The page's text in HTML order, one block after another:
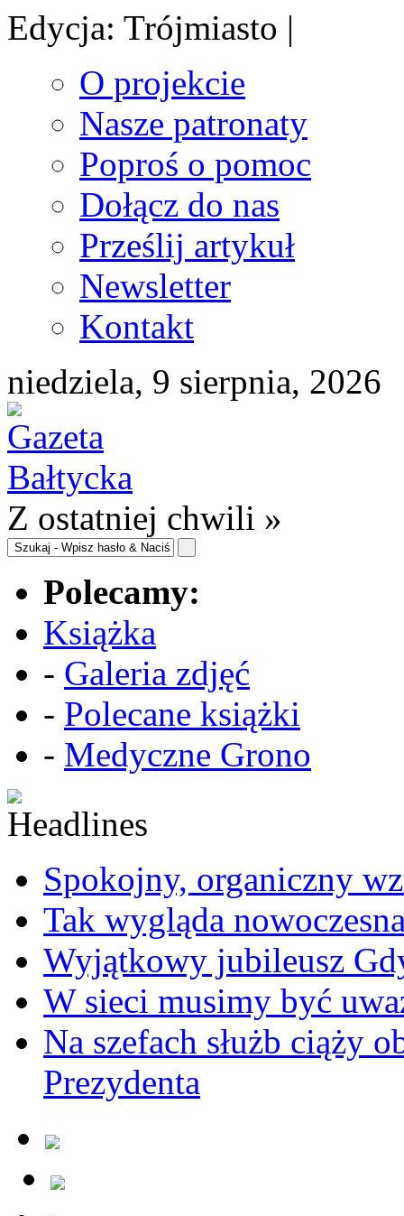
Edycja: Trójmiasto |
O projekcie
Nasze patronaty
Poproś o pomoc
Dołącz do nas
Prześlij artykuł
Newsletter
Kontakt
niedziela, 9 sierpnia, 2026
Z ostatniej chwili »
Polecamy:
Książka
- Galeria zdjęć
- Polecane książki
- Medyczne Grono
Spokojny, organiczny
Tak wygląda
Wyjątkowy jubileusz
W sieci musimy być
Na szefach służb ciąży
Prezydenta